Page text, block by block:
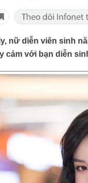
nữ diễn viên sinh
cảm với bạn diễn